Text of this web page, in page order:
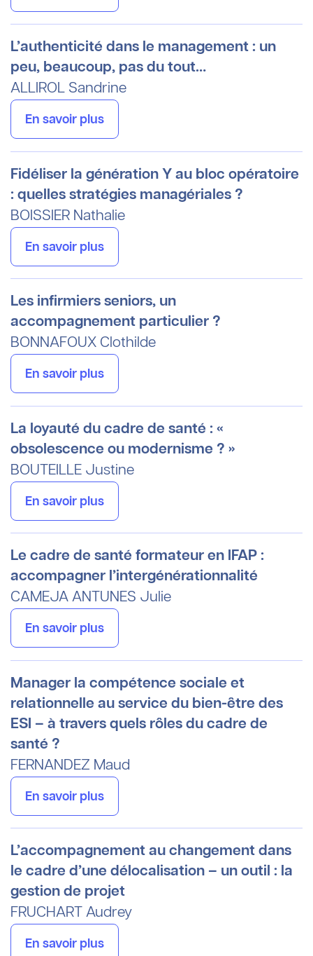
L’authenticité dans le management : un
peu, beaucoup, pas du tout…
ALLIROL Sandrine
En savoir plus
Fidéliser la génération Y au bloc opératoire
: quelles stratégies managériales ?
BOISSIER Nathalie
En savoir plus
Les infirmiers seniors, un
accompagnement particulier ?
BONNAFOUX Clothilde
En savoir plus
La loyauté du cadre de santé : «
obsolescence ou modernisme ? »
BOUTEILLE Justine
En savoir plus
Le cadre de santé formateur en IFAP :
accompagner l’intergénérationnalité
CAMEJA ANTUNES Julie
En savoir plus
Manager la compétence sociale et
relationnelle au service du bien-être des
ESI – à travers quels rôles du cadre de
santé ?
FERNANDEZ Maud
En savoir plus
L’accompagnement au changement dans
le cadre d’une délocalisation – un outil : la
gestion de projet
FRUCHART Audrey
En savoir plus